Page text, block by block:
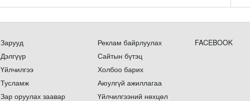
Зарууд
Дэлгүүр
Үйлчилгээ
Тусламж
Зар оруулах заавар
Реклам байрлуулах
Сайтын бүтэц
Холбоо барих
Аюулгүй ажиллагаа
Үйлчилгээний нөхцөл
FACEBOOK